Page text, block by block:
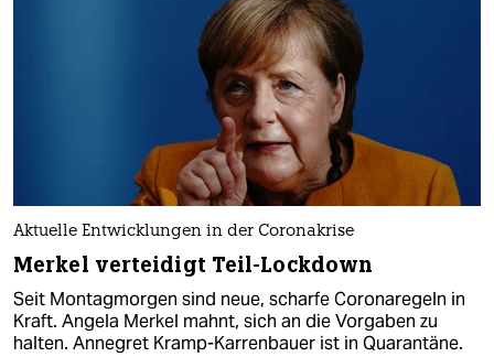
Aktuelle Entwicklungen in der Coronakrise
Merkel verteidigt Teil-Lockdown
Seit Montagmorgen sind neue, scharfe Coronaregeln in
Kraft. Angela Merkel mahnt, sich an die Vorgaben zu
halten. Annegret Kramp-Karrenbauer ist in Quarantäne.